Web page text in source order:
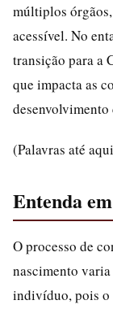
múltiplos
acessível. No
transição para a
que impacta as
desenvolvimento
(Palavras até
Entenda
O processo de
nascimento
indivíduo, pois o